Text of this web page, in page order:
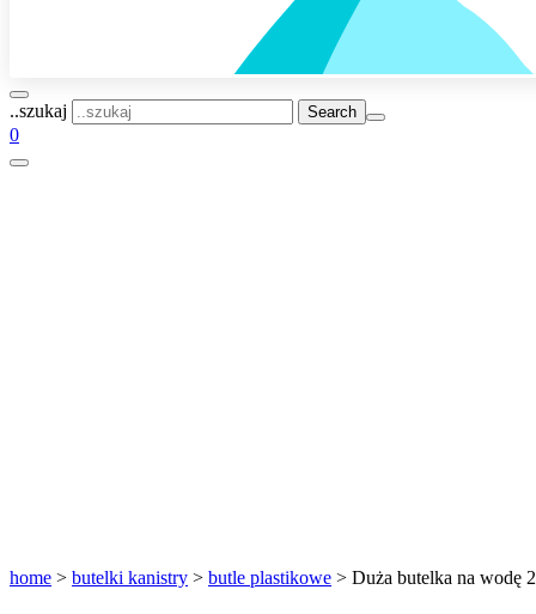
..szukaj
0
home > butelki kanistry > butle plastikowe > Duża butelka na wodę